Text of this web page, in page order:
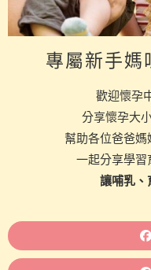
專屬新手媽
歡迎懷孕
分享懷孕大
幫助各位爸爸
一起分享學習
讓哺乳、